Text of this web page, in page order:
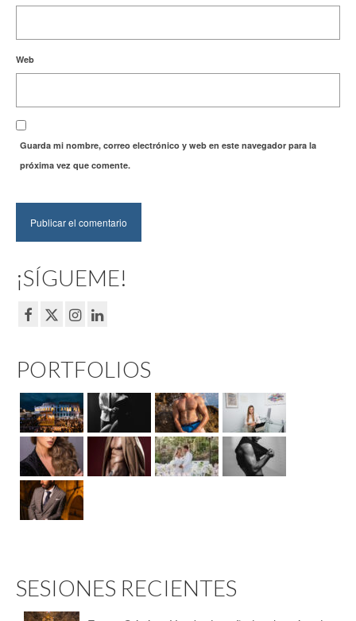
Web
Guarda mi nombre, correo electrónico y web en este navegador para la
próxima vez que comente.
¡SÍGUEME!
PORTFOLIOS
SESIONES RECIENTES